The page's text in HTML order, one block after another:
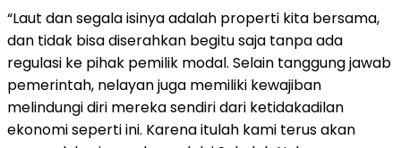
“Laut dan segala isinya adalah properti kita bersama,
dan tidak bisa diserahkan begitu saja tanpa ada
regulasi ke pihak pemilik modal. Selain tanggung jawab
pemerintah, nelayan juga memiliki kewajiban
melindungi diri mereka sendiri dari ketidakadilan
ekonomi seperti ini. Karena itulah kami terus akan